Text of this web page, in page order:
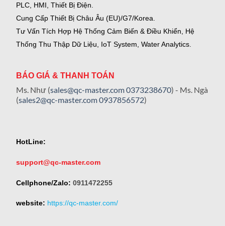
PLC, HMI, Thiết Bị Điện.
Cung Cấp Thiết Bị Châu Âu (EU)/G7/Korea.
Tư Vấn Tích Hợp Hệ Thống Cảm Biến & Điều Khiển, Hệ
Thống Thu Thập Dữ Liệu, IoT System, Water Analytics.
BÁO GIÁ & THANH TOÁN
Ms. Như (sales@qc-master.com0373238670) - Ms. Ngà
(sales2@qc-master.com0937856572)
HotLine:
support@qc-master.com
Cellphone/Zalo: 0911472255
website: https://qc-master.com/